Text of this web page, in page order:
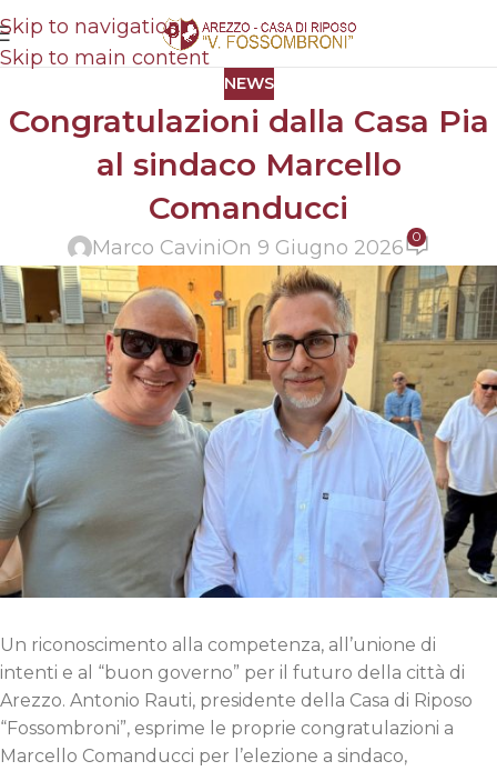
Skip to navigation
Skip to main content
NEWS
Congratulazioni dalla Casa Pia
al sindaco Marcello
Comanducci
Marco CaviniOn 9 Giugno 2026 0
Un riconoscimento alla competenza, all’unione di
intenti e al “buon governo” per il futuro della città di
Arezzo. Antonio Rauti, presidente della Casa di Riposo
“Fossombroni”, esprime le proprie congratulazioni a
Marcello Comanducci per l’elezione a sindaco,